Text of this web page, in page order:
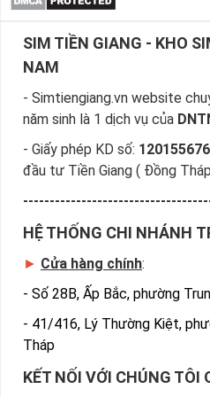
nữa thành “tài trí nhân đôi”.
mang đến nhiều may mắn và
hoàn thành mọi mục tiêu mình
thành tựu xứng đáng.
Đầu số 034 “Bốn Mùa Tài
Đầu số này mang đến sự bình
và đủ đầy.
Đầu số 035 “Tài Lộc Sinh
Số 5 vẫn luôn được biết đến
và kết nối. Khi kết hợp với cặp
những niềm vui giản đơn và
đến cuộc sống đủ đầy, viên mãn.
Đầu số 036 “Có Tài Có
SIM TIỀN GIANG - KHO
NAM
- Simtiengiang.vn website
năm sinh là 1 dịch vụ của
- Giấy phép KD số:
đầu tư Tiền Giang ( Đồng
HỆ THỐNG CHI NHÁNH
► Cửa hàng chính:
- Số 28B, Ấp Bắc, phường
- 41/416, Lý Thường Kiệt,
Tháp
KẾT NỐI VỚI CHÚNG TÔI